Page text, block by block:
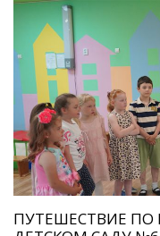
ПУТЕШЕСТВИЕ ПО